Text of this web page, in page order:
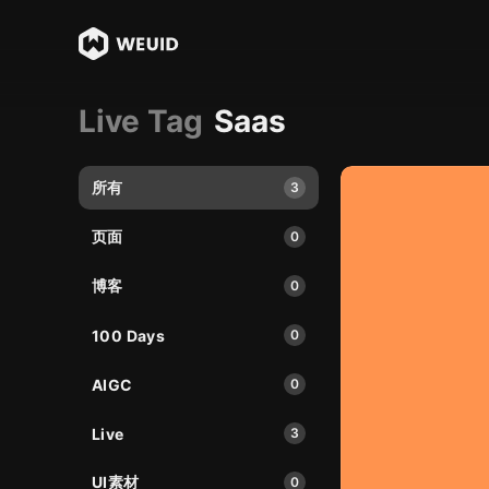
Live Tag Saas
所有 3
页面 0
博客 0
100 Days 0
AIGC 0
Live 3
UI素材 0